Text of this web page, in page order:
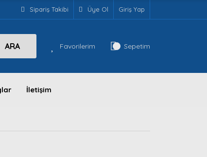
Sipariş Takibi Üye Ol Giriş Yap
ARA Favorilerim Sepetim
İletişim